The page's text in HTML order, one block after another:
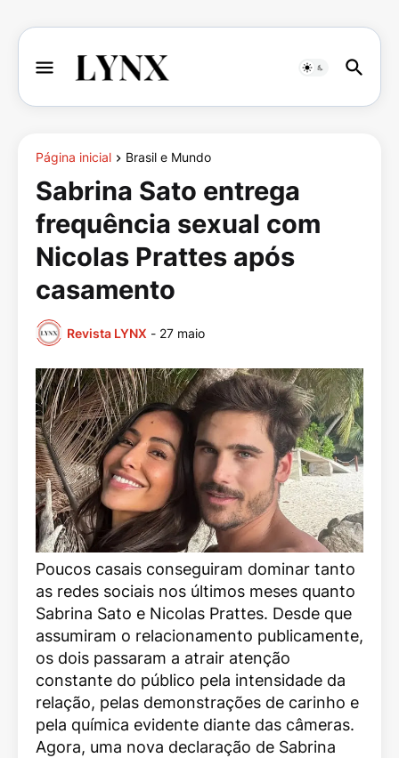
Página inicial Brasil e Mundo
Sabrina Sato entrega
frequência sexual com
Nicolas Prattes após
casamento
Revista LYNX - 27 maio
Poucos casais conseguiram dominar tanto
as redes sociais nos últimos meses quanto
Sabrina Sato e Nicolas Prattes. Desde que
assumiram o relacionamento publicamente,
os dois passaram a atrair atenção
constante do público pela intensidade da
relação, pelas demonstrações de carinho e
pela química evidente diante das câmeras.
Agora, uma nova declaração de Sabrina